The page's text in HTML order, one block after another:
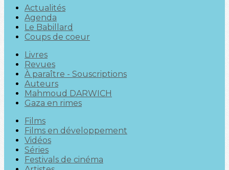
Actualités
Agenda
Le Babillard
Coups de coeur
Livres
Revues
À paraître - Souscriptions
Auteurs
Mahmoud DARWICH
Gaza en rimes
Films
Films en développement
Vidéos
Séries
Festivals de cinéma